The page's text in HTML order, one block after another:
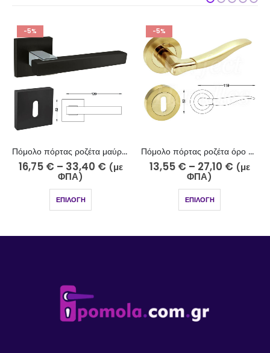
-5%
Πόμολο πόρτας ροζέτα μαύρο ματ χρώμιο 242-7-5/2
16,75 € – 33,40 € (με
ΦΠΑ)
ΕΠΙΛΟΓΉ
-5%
Πόμολο πόρτας ροζέτα όρο ματ-όρο 220-15-11/2
13,55 € – 27,10 € (με
ΦΠΑ)
ΕΠΙΛΟΓΉ